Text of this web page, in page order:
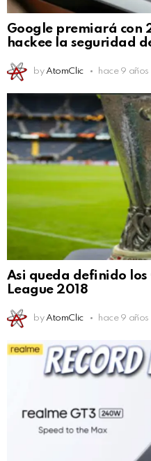
Google premiará con
hackee la seguridad
by AtomClic hace 9 años
Asi queda definido
League 2018
by AtomClic hace 9 años